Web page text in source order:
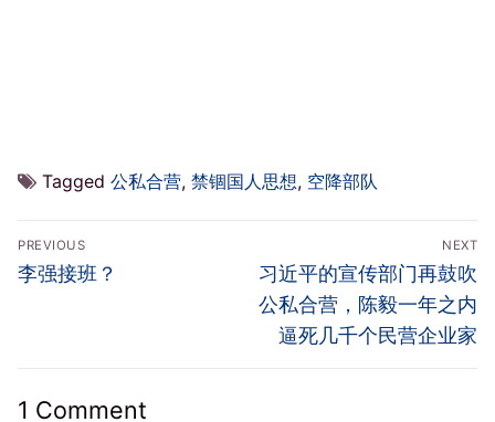
Tagged 公私合营, 禁锢国人思想, 空降部队
文
章
PREVIOUS
Previous
李强接班？
NEXT
Next
post:
习近平的宣传部门再鼓吹
公私合营，陈毅一年之内
逼死几千个民营企业家
1 Comment